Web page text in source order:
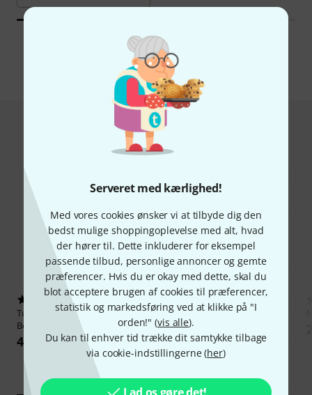
Serveret med kærlighed!
Med vores cookies ønsker vi at tilbyde dig den
bedst mulige shoppingoplevelse med alt, hvad
der hører til. Dette inkluderer for eksempel
passende tilbud, personlige annoncer og gemte
præferencer. Hvis du er okay med dette, skal du
blot acceptere brugen af cookies til præferencer,
statistik og markedsføring ved at klikke på "I
orden!" (vis alle).
Du kan til enhver tid trække dit samtykke tilbage
via cookie-indstillingerne (her)
Lad os gøre det!
Alle mærker
Hot Deals
12
Tutorial ExpertsHands On
Behringer Wing
499 kr
770
K&M10065 Music Stand Black
285 kr